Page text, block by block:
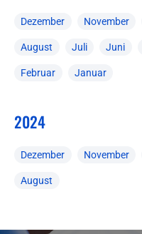
Dezember November
August Juli Juni
Februar Januar
2024
Dezember November
August